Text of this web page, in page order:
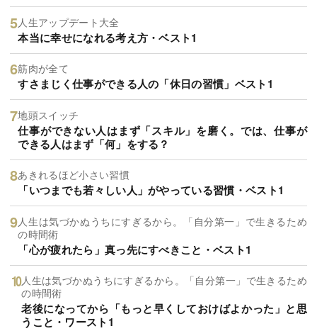
人生アップデート大全
本当に幸せになれる考え方・ベスト1
筋肉が全て
すさまじく仕事ができる人の「休日の習慣」ベスト1
地頭スイッチ
仕事ができない人はまず「スキル」を磨く。では、仕事が
できる人はまず「何」をする？
あきれるほど小さい習慣
「いつまでも若々しい人」がやっている習慣・ベスト1
人生は気づかぬうちにすぎるから。「自分第一」で生きるため
の時間術
「心が疲れたら」真っ先にすべきこと・ベスト1
人生は気づかぬうちにすぎるから。「自分第一」で生きるため
の時間術
老後になってから「もっと早くしておけばよかった」と思
うこと・ワースト1